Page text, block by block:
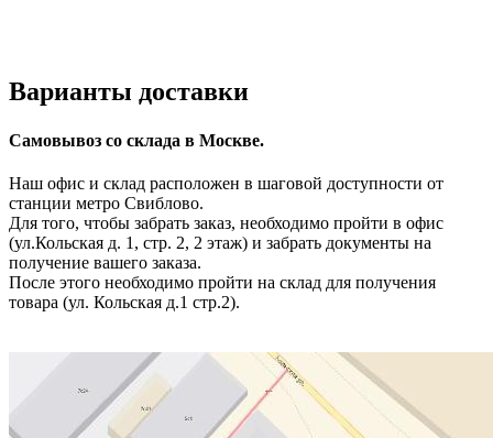
Варианты доставки
Самовывоз со склада в Москве.
Наш офис и склад расположен в шаговой доступности от
станции метро Свиблово.
Для того, чтобы забрать заказ, необходимо пройти в офис
(ул.Кольская д. 1, стр. 2, 2 этаж) и забрать документы на
получение вашего заказа.
После этого необходимо пройти на склад для получения
товара (ул. Кольская д.1 стр.2).